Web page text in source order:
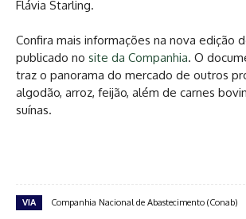
Flávia Starling.
Confira mais informações na nova edição
publicado no site da Companhia. O
traz o panorama do mercado de outros
algodão, arroz, feijão, além de carnes
suínas.
VIA Companhia Nacional de Abastecimento (Conab)